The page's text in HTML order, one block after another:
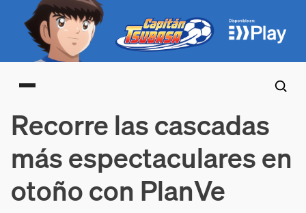
Main menu
Recorre las cascadas
más espectaculares en
otoño con PlanVe